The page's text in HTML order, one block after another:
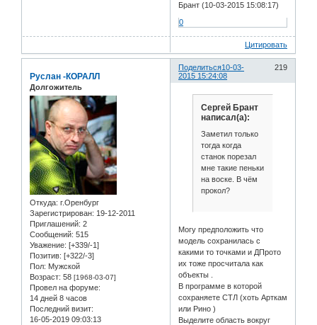
Брант (10-03-2015 15:08:17)
0
Цитировать
Поделиться 219
10-03-
2015 15:24:08
Руслан -КОРАЛЛ
Долгожитель
Откуда: г.Оренбург
Зарегистрирован: 19-12-2011
Приглашений: 2
Сообщений: 515
Уважение: [+339/-1]
Позитив: [+322/-3]
Пол: Мужской
Возраст: 58 [1968-03-07]
Провел на форуме:
14 дней 8 часов
Последний визит:
16-05-2019 09:03:13
Сергей Брант
написал(а):
Заметил только
тогда когда
станок порезал
мне такие пеньки
на воске. В чём
прокол?
Могу предположить что
модель сохранилась с
какими то точками и ДПрото
их тоже просчитала как
объекты .
В программе в которой
сохраняете СТЛ (хоть Арткам
или Рино )
Выделите область вокруг